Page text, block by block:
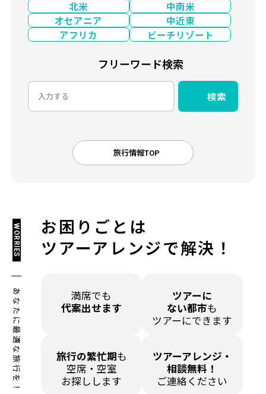
北米
中南米
オセアニア
中近東
アフリカ
ビーチリゾート
フリーワード検索
検索
旅行情報TOP
お困りごとは
ツアーアレンジで解決！
WORRIES
あなたに最適な旅行を！
満席でも
代案出せます
ツアーに
ない都市も
ツアーにできます
旅行の繁忙期 も
空席・空室
お探しします
ツアーアレンジ・
相談無料！
ご連絡ください